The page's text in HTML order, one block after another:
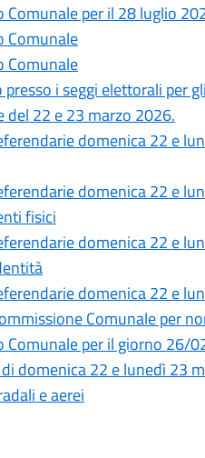
Comunale per il 28 luglio
Comunale
Comunale
i seggi elettorali per
22 e 23 marzo 2026.
domenica 22 e
domenica 22 e
fisici
domenica 22 e
domenica 22 e
Comunale per
Comunale per il giorno 26/
domenica 22 e lunedì 23
e aerei